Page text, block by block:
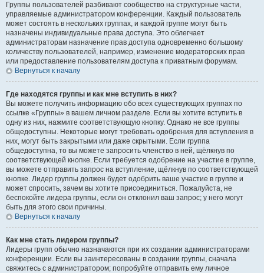
Группы пользователей разбивают сообщество на структурные части,
управляемые администратором конференции. Каждый пользователь
может состоять в нескольких группах, и каждой группе могут быть
назначены индивидуальные права доступа. Это облегчает
администраторам назначение прав доступа одновременно большому
количеству пользователей, например, изменение модераторских прав
или предоставление пользователям доступа к приватным форумам.
Вернуться к началу
Где находятся группы и как мне вступить в них?
Вы можете получить информацию обо всех существующих группах по
ссылке «Группы» в вашем личном разделе. Если вы хотите вступить в
одну из них, нажмите соответствующую кнопку. Однако не все группы
общедоступны. Некоторые могут требовать одобрения для вступления в
них, могут быть закрытыми или даже скрытыми. Если группа
общедоступна, то вы можете запросить членство в ней, щёлкнув по
соответствующей кнопке. Если требуется одобрение на участие в группе,
вы можете отправить запрос на вступление, щёлкнув по соответствующей
кнопке. Лидер группы должен будет одобрить ваше участие в группе и
может спросить, зачем вы хотите присоединиться. Пожалуйста, не
беспокойте лидера группы, если он отклонил ваш запрос; у него могут
быть для этого свои причины.
Вернуться к началу
Как мне стать лидером группы?
Лидеры групп обычно назначаются при их создании администраторами
конференции. Если вы заинтересованы в создании группы, сначала
свяжитесь с администратором; попробуйте отправить ему личное